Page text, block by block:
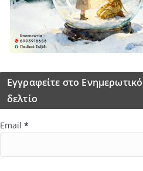
Εγγραφείτε στο
δελτίο
Email *